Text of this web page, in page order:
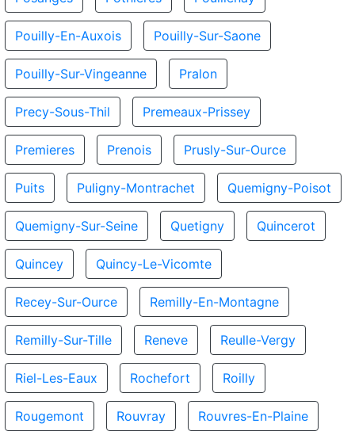
Pouilly-En-Auxois Pouilly-Sur-Saone
Pouilly-Sur-Vingeanne Pralon
Precy-Sous-Thil Premeaux-Prissey
Premieres Prenois Prusly-Sur-Ource
Puits Puligny-Montrachet Quemigny-Poisot
Quemigny-Sur-Seine Quetigny Quincerot
Quincey Quincy-Le-Vicomte
Recey-Sur-Ource Remilly-En-Montagne
Remilly-Sur-Tille Reneve Reulle-Vergy
Riel-Les-Eaux Rochefort Roilly
Rougemont Rouvray Rouvres-En-Plaine